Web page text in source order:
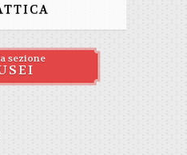
sezione